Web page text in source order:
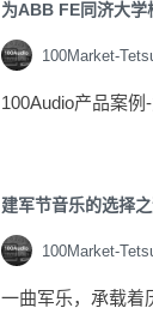
为ABB FE同济大学
100Market-
100Audio产品案
建军节音乐的选择
100Market-
一曲军乐，承载着